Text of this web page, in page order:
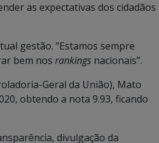
as expectativas dos cidadãos
gestão. “Estamos sempre
bem nos rankings nacionais”.
Geral da União), Mato
obtendo a nota 9.93, ficando
divulgação da